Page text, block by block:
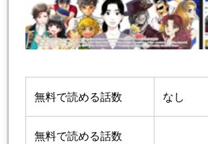
無料で読める話数 なし
無料で読める話数